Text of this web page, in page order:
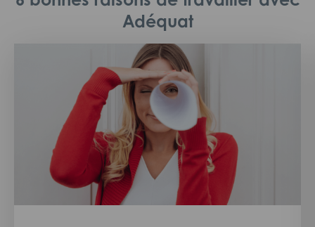
Adéquat